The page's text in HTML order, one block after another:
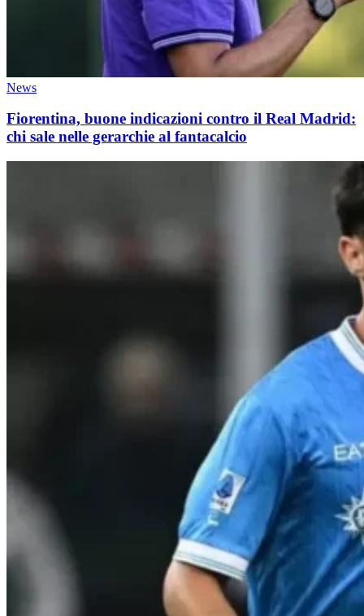
News
Fiorentina, buone indicazioni contro il Real Madrid:
chi sale nelle gerarchie al fantacalcio